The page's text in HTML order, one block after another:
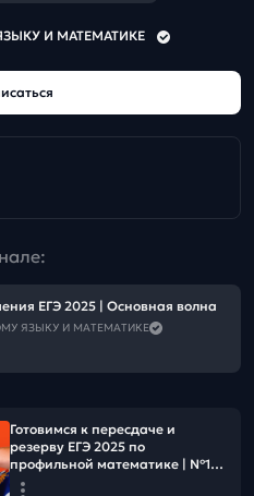
И МАТЕМАТИКЕ
ЕГЭ 2025 | Основная волна
ЯЗЫКУ И МАТЕМАТИКЕ
Готовимся к пересдаче и
резерву ЕГЭ 2025 по
профильной математике | №13-
19